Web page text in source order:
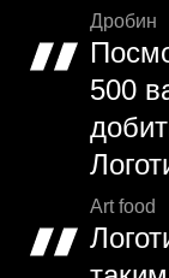
Дробин
500
Art food